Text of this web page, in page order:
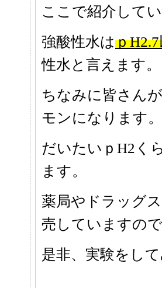
ここで紹介して
強酸性水はｐ
性水と言えます。
ちなみに皆さん
モンになります。
だいたいｐH2く
ます。
薬局やドラッグ
売していますの
是非、実験をし